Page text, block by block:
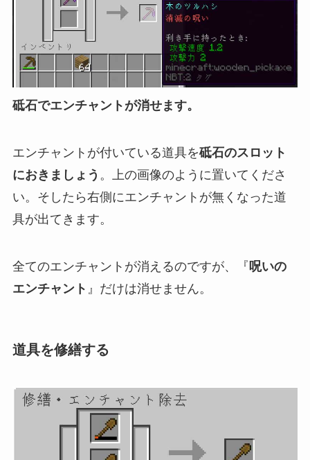
砥石でエンチャントが消せます。
エンチャントが付いている道具を砥石のスロット
におきましょう 。上の画像のように置いてくださ
い。そしたら右側にエンチャントが無くなった道
具が出てきます。
全てのエンチャントが消えるのですが、『 呪いの
エンチャント 』だけは消せません。
道具を修繕する